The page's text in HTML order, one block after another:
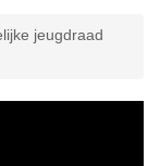
jeugdraad